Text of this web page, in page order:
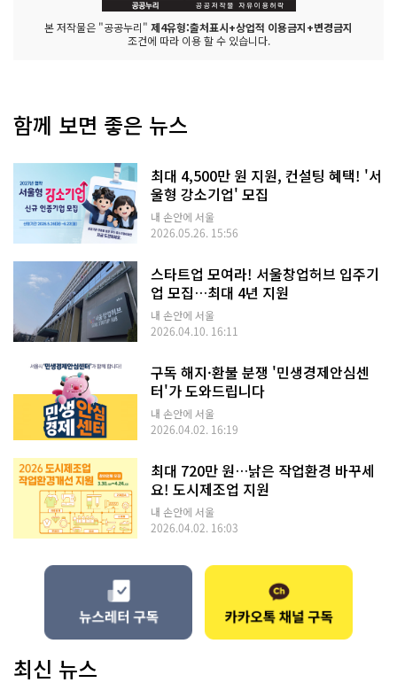
본 저작물은 "공공누리" 제4유형:출처표시+상업적 이용금지+변경금지
조건에 따라 이용 할 수 있습니다.
함께 보면 좋은 뉴스
최대 4,500만 원 지원, 컨설팅 혜택! '서
울형 강소기업' 모집
내 손안에 서울
2026.05.26. 15:56
스타트업 모여라! 서울창업허브 입주기
업 모집…최대 4년 지원
내 손안에 서울
2026.04.10. 16:11
구독 해지·환불 분쟁 '민생경제안심센
터'가 도와드립니다
내 손안에 서울
2026.04.02. 16:19
최대 720만 원…낡은 작업환경 바꾸세
요! 도시제조업 지원
내 손안에 서울
2026.04.02. 16:03
최신 뉴스